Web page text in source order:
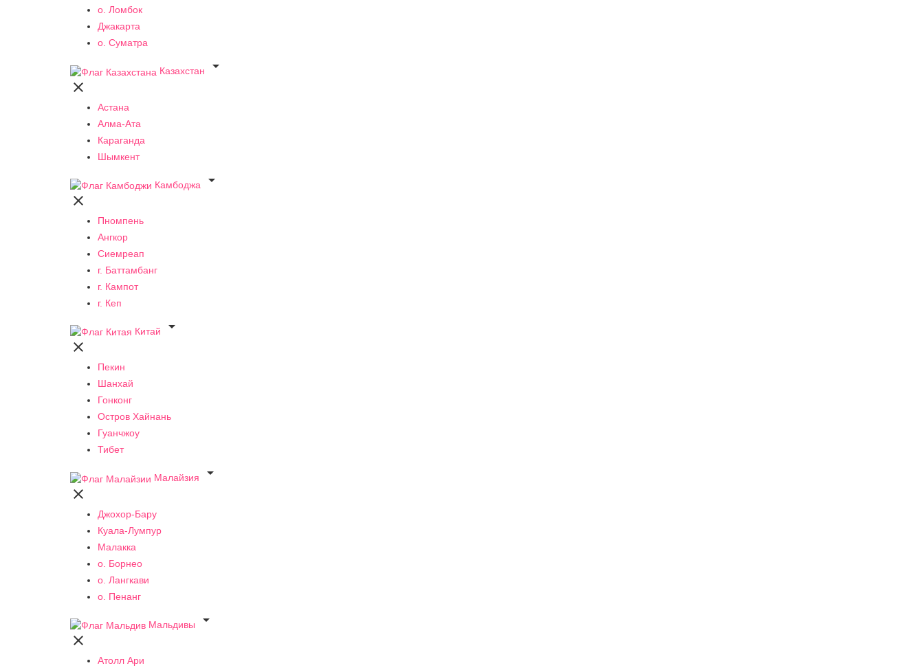
о. Ломбок
Джакарта
о. Суматра
Казахстан


Астана
Алма-Ата
Караганда
Шымкент
Камбоджа


Пномпень
Ангкор
Сиемреап
г. Баттамбанг
г. Кампот
г. Кеп
Китай


Пекин
Шанхай
Гонконг
Остров Хайнань
Гуанчжоу
Тибет
Малайзия


Джохор-Бару
Куала-Лумпур
Малакка
о. Борнео
о. Лангкави
о. Пенанг
Мальдивы


Атолл Ари